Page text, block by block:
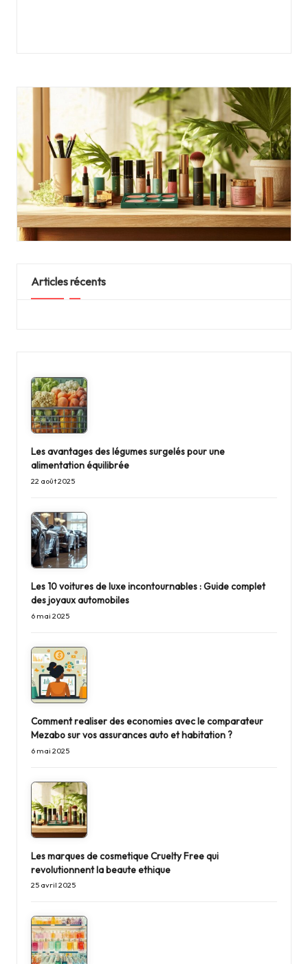
Articles récents
Les avantages des légumes surgelés pour une
alimentation équilibrée
22 août 2025
Les 10 voitures de luxe incontournables : Guide complet
des joyaux automobiles
6 mai 2025
Comment realiser des economies avec le comparateur
Mezabo sur vos assurances auto et habitation ?
6 mai 2025
Les marques de cosmetique Cruelty Free qui
revolutionnent la beaute ethique
25 avril 2025